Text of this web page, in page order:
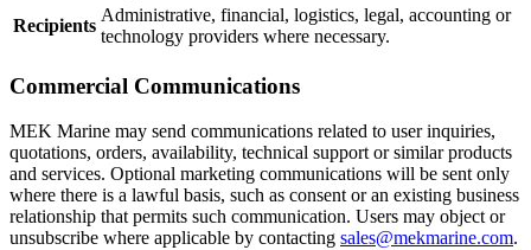
Recipients
Administrative, financial, logistics, legal, accounting or
technology providers where necessary.
Commercial Communications
MEK Marine may send communications related to user inquiries,
quotations, orders, availability, technical support or similar products
and services. Optional marketing communications will be sent only
where there is a lawful basis, such as consent or an existing business
relationship that permits such communication. Users may object or
unsubscribe where applicable by contacting sales@mekmarine.com.